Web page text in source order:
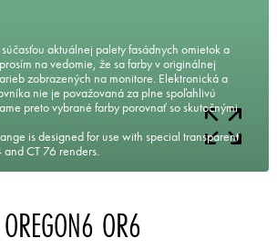
aktuálnej palety fasádnych omietok a
na vedomie, že sa farby v originálnej
zobrazených na monitore. Elektronická a
nie je považovaná za plne spoľahlivú
preto vybrané farby porovnať so skutočnými
is designed for use with special transparent
and CT 76 renders.
OREGON6 OR6